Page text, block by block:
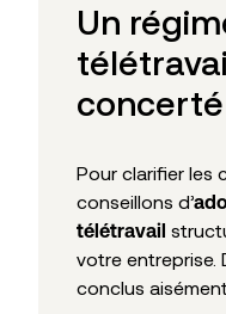
Un
concerté
Pour clarifier les
conseillons d’
télétravail
votre entreprise.
conclus